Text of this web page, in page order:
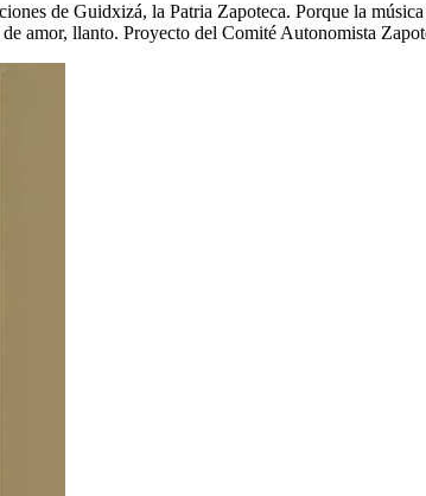
de Guidxizá, la Patria Zapoteca. Porque la
de amor, llanto. Proyecto del Comité Autonomista